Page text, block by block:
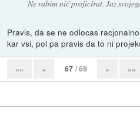
Ne rabim nič projicirat. Jaz
Pravis, da se ne odlocas
kar vsi, pol pa pravis da to ni
«« « 67 / 69 » »»